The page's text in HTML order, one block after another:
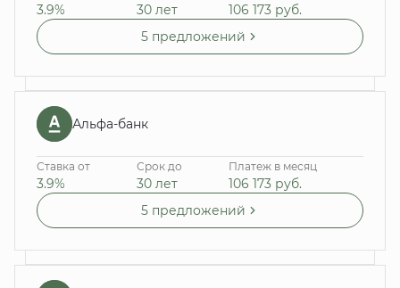
3.9% 30 лет 106 173 руб.
5 предложений
Альфа-банк
Ставка от
3.9%
Срок до
30 лет
Платеж в месяц
106 173 руб.
5 предложений